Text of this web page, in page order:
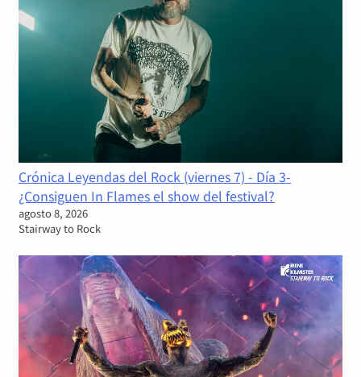
Crónica Leyendas del Rock (viernes 7) - Día 3-
¿Consiguen In Flames el show del festival?
agosto 8, 2026
Stairway to Rock